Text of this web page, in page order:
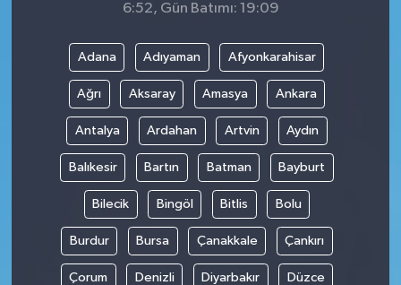
6:52, Gün Batımı: 19:09
Adana Adıyaman Afyonkarahisar
Ağrı Aksaray Amasya Ankara
Antalya Ardahan Artvin Aydın
Balıkesir Bartın Batman Bayburt
Bilecik Bingöl Bitlis Bolu
Burdur Bursa Çanakkale Çankırı
Çorum Denizli Diyarbakır Düzce